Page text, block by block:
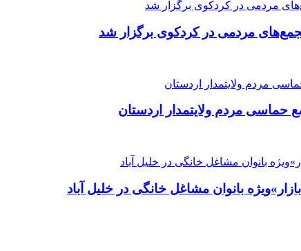
مردمی در کردکوی برگزار شد
مردم‌ ولایتمدار اردستان
بانوان مشاغل خانگی در خلیل آباد